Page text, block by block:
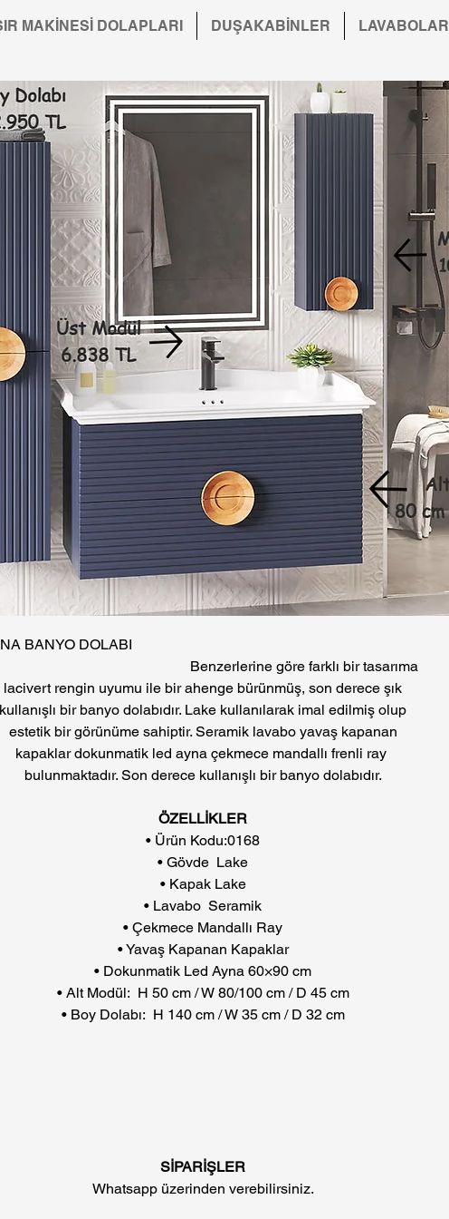
MAKİNESİ DOLAPLARI DUŞAKABİNLER LAVABOLAR
BANYO DOLABI
göre farklı bir tasarıma
lacivert rengin uyumu ile bir ahenge bürünmüş, son derece şık
kullanışlı bir banyo dolabıdır. Lake kullanılarak imal edilmiş olup
estetik bir görünüme sahiptir. Seramik lavabo yavaş kapanan
kapaklar dokunmatik led ayna çekmece mandallı frenli ray
bulunmaktadır. Son derece kullanışlı bir banyo dolabıdır.
ÖZELLİKLER
• Ürün Kodu:0168
• Gövde Lake
• Kapak Lake
• Lavabo Seramik
• Çekmece Mandallı Ray
• Yavaş Kapanan Kapaklar
• Dokunmatik Led Ayna 60×90 cm
• Alt Modül: H 50 cm / W 80/100 cm / D 45 cm
• Boy Dolabı: H 140 cm / W 35 cm / D 32 cm
SİPARİŞLER
Whatsapp üzerinden verebilirsiniz.